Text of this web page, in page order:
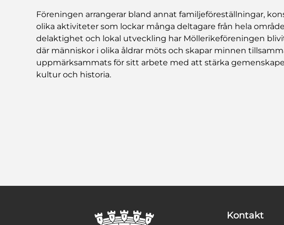
Föreningen arrangerar bland annat familjeföreställningar,
olika aktiviteter som lockar många deltagare från hela
delaktighet och lokal utveckling har Möllerikeföreningen
där människor i olika åldrar möts och skapar minnen
uppmärksammats för sitt arbete med att stärka
kultur och historia.
Kontakt